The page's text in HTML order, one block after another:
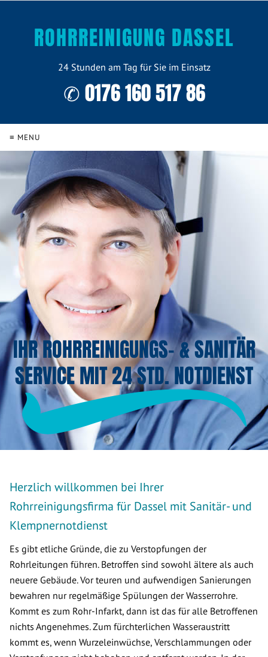
ROHRREINIGUNG DASSEL
24 Stunden am Tag für Sie im Einsatz
✆ 0176 160 517 86
≡ MENU
IHR ROHRREINIGUNGS- & SANITÄR
SERVICE MIT 24 STD. NOTDIENST
Herzlich willkommen bei Ihrer
Rohrreinigungsfirma für Dassel mit Sanitär- und
Klempnernotdienst
Es gibt etliche Gründe, die zu Verstopfungen der
Rohrleitungen führen. Betroffen sind sowohl ältere als auch
neuere Gebäude. Vor teuren und aufwendigen Sanierungen
bewahren nur regelmäßige Spülungen der Wasserrohre.
Kommt es zum Rohr-Infarkt, dann ist das für alle Betroffenen
nichts Angenehmes. Zum fürchterlichen Wasseraustritt
kommt es, wenn Wurzeleinwüchse, Verschlammungen oder